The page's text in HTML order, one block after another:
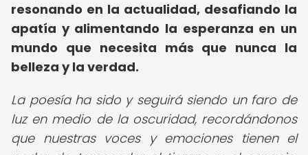
resonando en la actualidad, desafiando la
apatía y alimentando la esperanza en un
mundo que necesita más que nunca la
belleza y la verdad.
La poesía ha sido y seguirá siendo un faro de
luz en medio de la oscuridad, recordándonos
que nuestras voces y emociones tienen el